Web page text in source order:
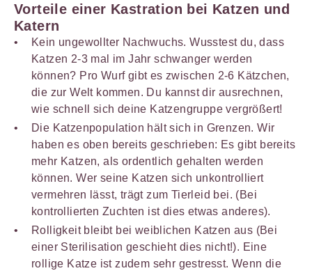
Vorteile einer Kastration bei Katzen und
Katern
Kein ungewollter Nachwuchs. Wusstest du, dass
Katzen 2-3 mal im Jahr schwanger werden
können? Pro Wurf gibt es zwischen 2-6 Kätzchen,
die zur Welt kommen. Du kannst dir ausrechnen,
wie schnell sich deine Katzengruppe vergrößert!
Die Katzenpopulation hält sich in Grenzen. Wir
haben es oben bereits geschrieben: Es gibt bereits
mehr Katzen, als ordentlich gehalten werden
können. Wer seine Katzen sich unkontrolliert
vermehren lässt, trägt zum Tierleid bei. (Bei
kontrollierten Zuchten ist dies etwas anderes).
Rolligkeit bleibt bei weiblichen Katzen aus (Bei
einer Sterilisation geschieht dies nicht!). Eine
rollige Katze ist zudem sehr gestresst. Wenn die